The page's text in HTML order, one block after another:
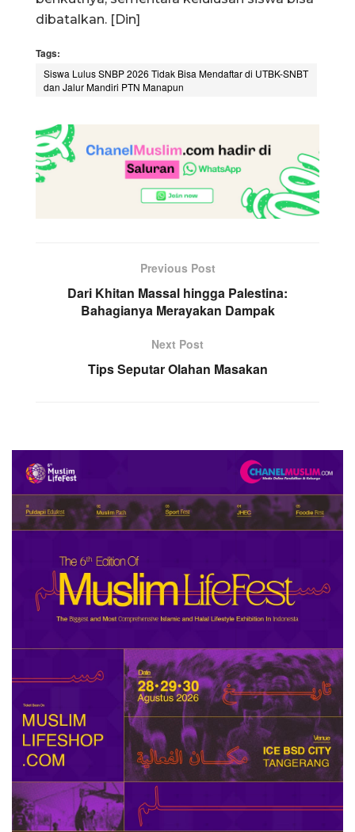
dibatalkan. [Din]
Tags:
Siswa Lulus SNBP 2026 Tidak Bisa Mendaftar di UTBK-SNBT
dan Jalur Mandiri PTN Manapun
Previous Post
Dari Khitan Massal hingga Palestina:
Bahagianya Merayakan Dampak
Next Post
Tips Seputar Olahan Masakan